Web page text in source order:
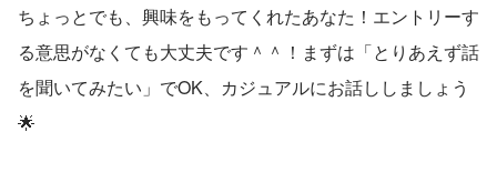
ちょっとでも、興味をもってくれたあなた！エントリーす
る意思がなくても大丈夫です＾＾！まずは「とりあえず話
を聞いてみたい」でOK、カジュアルにお話ししましょう
🌟